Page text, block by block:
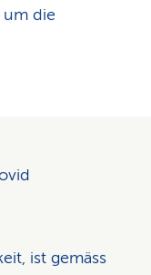
um die
ist gemäss